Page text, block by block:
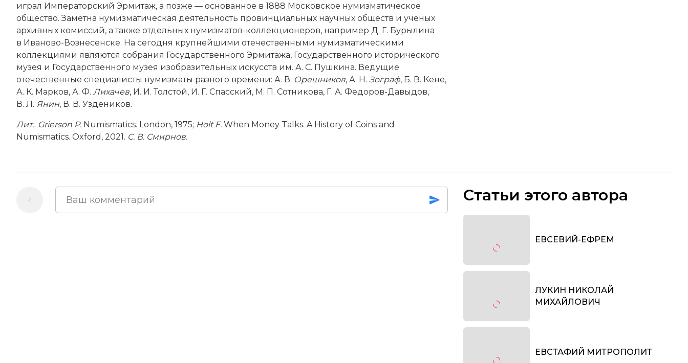
играл Императорский Эрмитаж, а позже — основанное в 1888 Московское нумизматическое
общество. Заметна нумизматическая деятельность провинциальных научных обществ и ученых
архивных комиссий, а также отдельных нумизматов-­коллекционеров, например Д. Г. Бурылина
в Иваново-­Вознесенске. На сегодня крупнейшими отечественными нумизматическими
коллекциями являются собрания Государственного Эрмитажа, Государственного исторического
музея и Государственного музея изобразительных искусств им. А. С. Пушкина. Ведущие
отечественные специалисты нумизматы разного времени: А. В. Орешников, А. Н. Зограф, Б. В. Кене,
А. К. Марков, А. Ф. Лихачев, И. И. Толстой, И. Г. Спасский, М. П. Сотникова, Г. А. Федоров-­Давыдов,
В. Л. Янин, В. В. Уздеников.
Лит.: Grierson P. Numismatics. London, 1975; Holt F. When Money Talks. A History of Coins and
Numismatics. Oxford, 2021. С. В. Смирнов.
Статьи этого автора
ЕВСЕВИЙ-ЕФРЕМ
ЛУКИН НИКОЛАЙ
МИХАЙЛОВИЧ
ЕВСТАФИЙ МИТРОПОЛИТ